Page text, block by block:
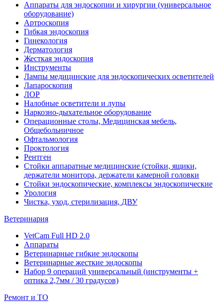
Аппараты для эндоскопии и хирургии (универсальное
оборудование)
Артроскопия
Гибкая эндоскопия
Гинекология
Дерматология
Жесткая эндоскопия
Инструменты
Лампы медицинские для эндоскопических осветителей
Лапароскопия
ЛОР
Налобные осветители и лупы
Наркозно-дыхательное оборудование
Операционные столы, Медицинская мебель,
Общебольничное
Офтальмология
Проктология
Рентген
Стойки аппаратные медицинские (стойки, ящики,
держатели монитора, держатели камерной головки
Стойки эндоскопические, комплексы эндоскопические
Урология
Чистка, уход, стерилизация, ДВУ
Ветеринария
VetCam Full HD 2.0
Аппараты
Ветеринарные гибкие эндоскопы
Ветеринарные жесткие эндоскопы
Набор 9 операций универсальный (инструменты +
оптика 2,7мм / 30 градусов)
Ремонт и ТО